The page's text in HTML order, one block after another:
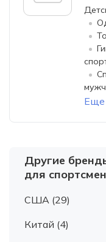
Еще
Другие
для
США (29)
Китай (4)